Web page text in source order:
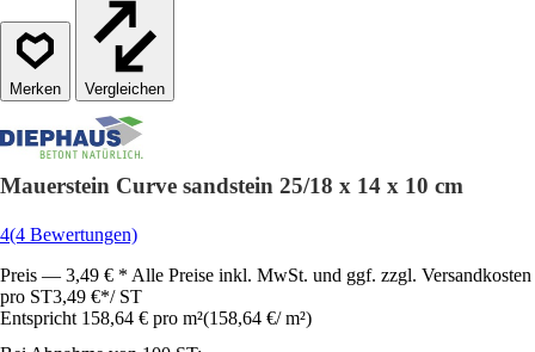
Vergleichen
Mauerstein Curve sandstein 25/18 x 14 x 10 cm
4(4 Bewertungen)
Preis — 3,49 € * Alle Preise inkl. MwSt. und ggf. zzgl. Versandkosten
pro ST3,49 €*/ ST
Entspricht 158,64 € pro m²(158,64 €/ m²)